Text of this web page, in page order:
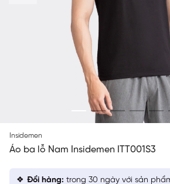
Insidemen
Áo ba lỗ Nam Insidemen ITT001S3
Đổi hàng: trong 30 ngày với sản